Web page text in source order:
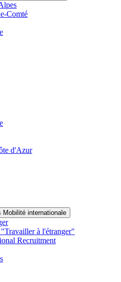
Comté
d'Azur
internationale
à l'étranger"
Recruitment